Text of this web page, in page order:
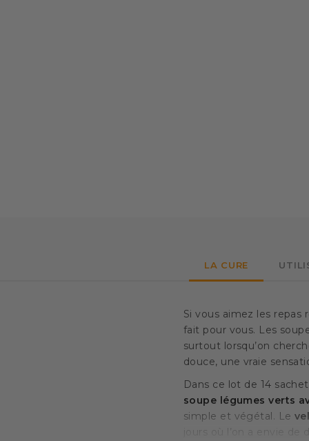
LA CURE
Si vous aimez les
fait pour vous. Les
surtout lorsqu’on
douce, une vraie
Dans ce lot de 14
soupe légumes verts
simple et végétal. Le
jours où l’on a envie de